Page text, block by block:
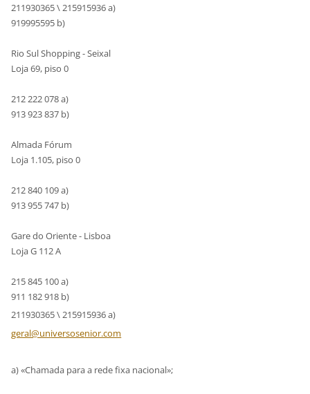
211930365 \ 215915936 a)
919995595 b)
Rio Sul Shopping - Seixal
Loja 69, piso 0
212 222 078 a)
913 923 837 b)
Almada Fórum
Loja 1.105, piso 0
212 840 109 a)
913 955 747 b)
Gare do Oriente - Lisboa
Loja G 112 A
215 845 100 a)
911 182 918 b)
211930365 \ 215915936 a)
geral@universosenior.com
a) «Chamada para a rede fixa nacional»;